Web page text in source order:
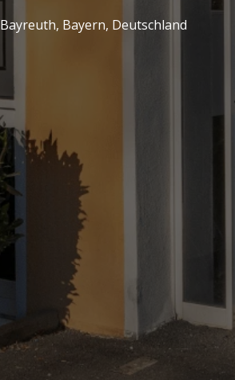
Bayreuth, Bayern, Deutschland